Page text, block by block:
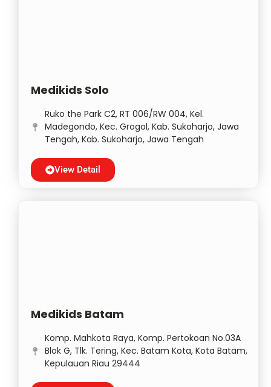
Medikids Solo
Ruko the Park C2, RT 006/RW 004, Kel.
Madegondo, Kec. Grogol, Kab. Sukoharjo, Jawa
Tengah, Kab. Sukoharjo, Jawa Tengah
View Detail
Medikids Batam
Komp. Mahkota Raya, Komp. Pertokoan No.03A
Blok G, Tlk. Tering, Kec. Batam Kota, Kota Batam,
Kepulauan Riau 29444